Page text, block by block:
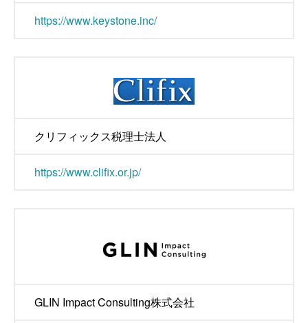
https://www.keystone.inc/
クリフィックス税理士法人
https://www.clifix.or.jp/
GLIN Impact Consulting株式会社